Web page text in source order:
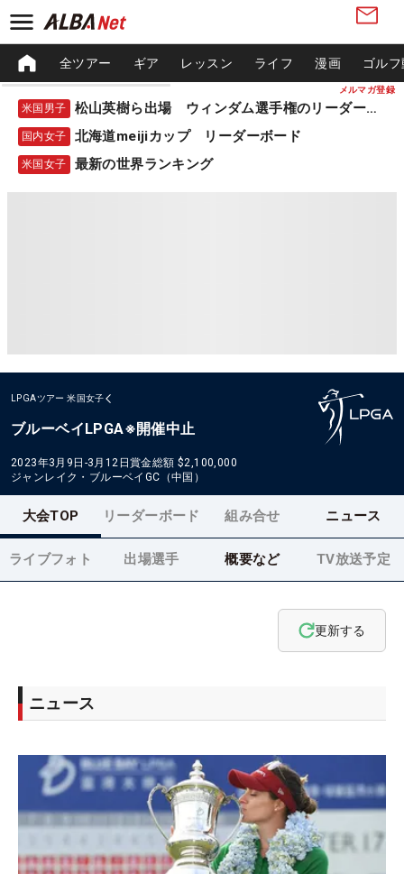
メルマガ登録
全ツアー ギア レッスン ライフ 漫画 ゴル
米国男子 松山英樹ら出場 ウィンダム選手権のリーダーボード
国内女子 北海道meijiカップ リーダーボード
米国女子 最新の世界ランキング
LPGAツアー 米国女子
ブルーベイLPGA※開催中止
2023年3月9日-3月12日賞金総額 $2,100,000
ジャンレイク・ブルーベイGC（中国）
大会TOP リーダーボード 組み合せ ニュース
ライブフォト 出場選手 概要など TV放送予定
更新する
ニュース